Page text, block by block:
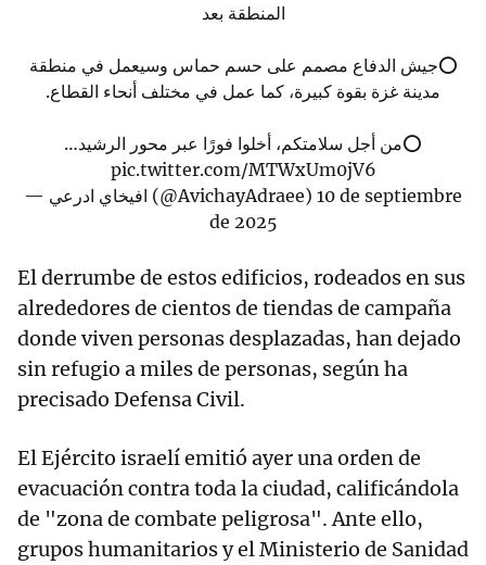
المنطقة بعد
⭕️جيش الدفاع مصمم على حسم حماس وسيعمل في منطقة
مدينة غزة بقوة كبيرة، كما عمل في مختلف أنحاء القطاع.
⭕️من أجل سلامتكم، أخلوا فورًا عبر محور الرشيد…
pic.twitter.com/MTWxUm0jV6
— افيخاي ادرعي (@AvichayAdraee) 10 de septiembre
de 2025
El derrumbe de estos edificios, rodeados en sus
alrededores de cientos de tiendas de campaña
donde viven personas desplazadas, han dejado
sin refugio a miles de personas, según ha
precisado Defensa Civil.
El Ejército israelí emitió ayer una orden de
evacuación contra toda la ciudad, calificándola
de "zona de combate peligrosa". Ante ello,
grupos humanitarios y el Ministerio de Sanidad